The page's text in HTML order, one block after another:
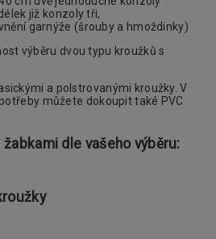
již konzoly tři,
garnýže (šrouby a hmoždinky)
výběru dvou typu kroužků s
a polstrovanými kroužky. V
můžete dokoupit také PVC
dle vašeho výběru: